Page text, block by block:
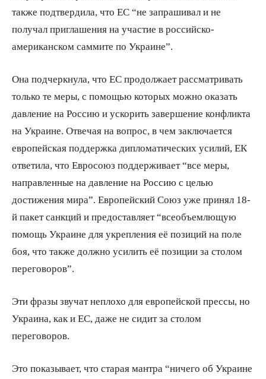
также подтвердила, что ЕС “не запрашивал и не
получал приглашения на участие в российско-
американском саммите по Украине”.
Она подчеркнула, что ЕС продолжает рассматривать
только те меры, с помощью которых можно оказать
давление на Россию и ускорить завершение конфликта
на Украине. Отвечая на вопрос, в чем заключается
европейская поддержка дипломатических усилий, ЕК
ответила, что Евросоюз поддерживает “все меры,
направленные на давление на Россию с целью
достижения мира”. Европейский Союз уже принял 18-
й пакет санкций и предоставляет “всеобъемлющую
помощь Украине для укрепления её позиций на поле
боя, что также должно усилить её позиции за столом
переговоров”.
Эти фразы звучат неплохо для европейской прессы, но
Украина, как и ЕС, даже не сидит за столом
переговоров.
Это показывает, что старая мантра “ничего об Украине